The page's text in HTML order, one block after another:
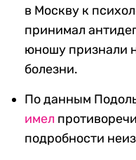
в Москву к
принимал
юношу признали
болезни.
По данным
имел
подробности